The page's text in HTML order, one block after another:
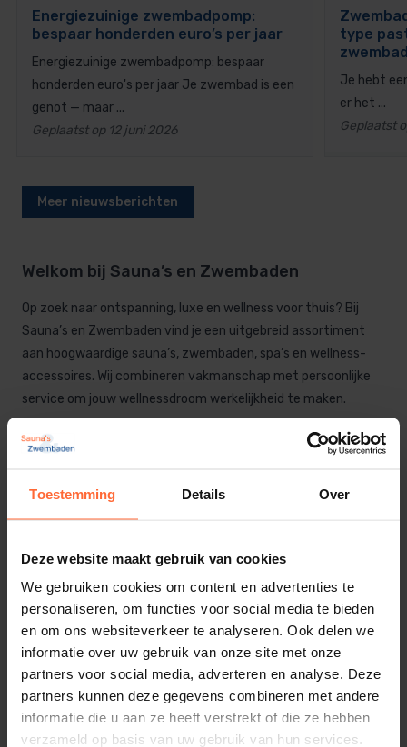
Toestemming Details Over
Deze website maakt gebruik van cookies
We gebruiken cookies om content en advertenties te
personaliseren, om functies voor social media te bieden
en om ons websiteverkeer te analyseren. Ook delen we
informatie over uw gebruik van onze site met onze
partners voor social media, adverteren en analyse. Deze
partners kunnen deze gegevens combineren met andere
informatie die u aan ze heeft verstrekt of die ze hebben
verzameld op basis van uw gebruik van hun services.
Energiezuinige zwembadpomp:
bespaar honderden euro’s per jaar
Energiezuinige zwembadpomp: bespaar
honderden euro's per jaar Je zwembad is een
genot — maar ...
Geplaatst op 12 juni 2026
type
Je hebt
er het ...
Geplaatst
Meer nieuwsberichten
Welkom bij Sauna’s en Zwembaden
Op zoek naar ontspanning, luxe en wellness voor thuis? Bij
Sauna’s en Zwembaden vind je een uitgebreid assortiment
aan hoogwaardige sauna’s, zwembaden, spa’s en wellness-
accessoires. Wij combineren vakmanschap met persoonlijke
service om jouw wellnessdroom werkelijkheid te maken.
Onze Producten
Geniet van ultieme ontspanning met onze op maat
moderne infraroodcabines, wij leveren maatwerk maar ook
standaard modellen.
Zwembaden
Creëer jouw eigen paradijs met onze luxe binnen- en
buitenzwembaden. Van ontwerp tot aanleg en onderhoud: wij
verzorgen het complete traject zodat jij zorgeloos kunt
genieten van jouw zwembad.